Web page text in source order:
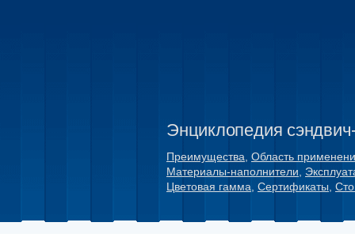
Энциклопедия
Преимущества Область
Материалы-наполнители
Цветовая гамма Сертификаты